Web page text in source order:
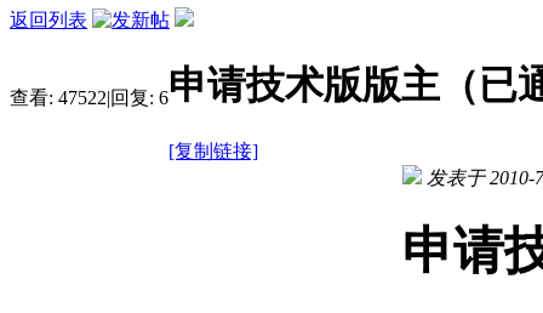
返回列表
查看: 47522|回复: 6申请技术版版主（已
[复制链接]
发表于 2010-
申请